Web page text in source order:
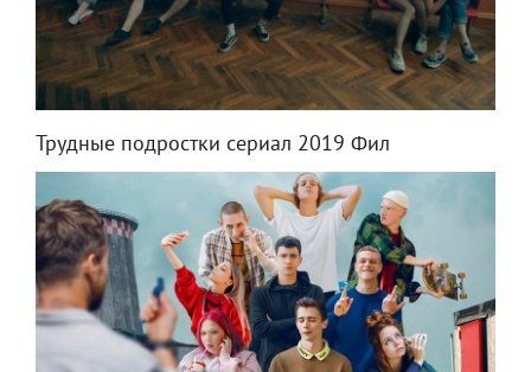
Трудные подростки сериал 2019 Фил